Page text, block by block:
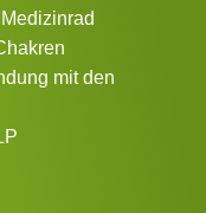
mit den